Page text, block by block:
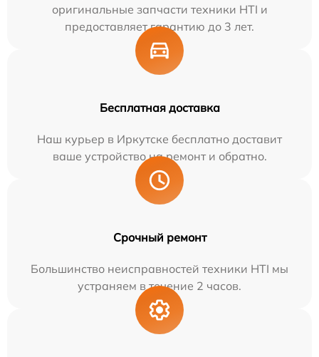
оригинальные запчасти техники HTI и
предоставляет гарантию до 3 лет.
Бесплатная доставка
Наш курьер в Иркутске бесплатно доставит
ваше устройство на ремонт и обратно.
Срочный ремонт
Большинство неисправностей техники HTI мы
устраняем в течение 2 часов.